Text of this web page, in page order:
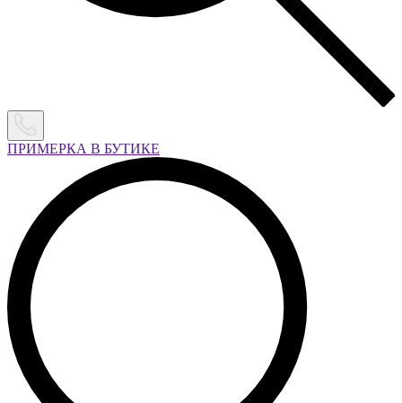
ПРИМЕРКА В БУТИКЕ